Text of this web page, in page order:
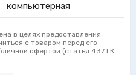
компьютерная
в целях предоставления
с товаром перед его
офертой (статья 437 ГК